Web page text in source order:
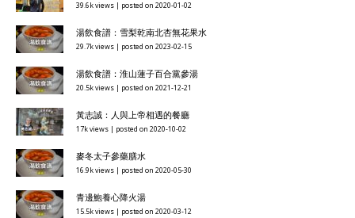
39.6k views | posted on 2020-01-02
湯飲食譜：雪梨乾南北杏無花果水
29.7k views | posted on 2023-02-15
湯飲食譜：淮山蓮子百合黨參湯
20.5k views | posted on 2021-12-21
黃志誠：人與上帝相遇的餐廳
17k views | posted on 2020-10-02
麥冬太子參藥膳水
16.9k views | posted on 2020-05-30
青邊鮑養心降火湯
15.5k views | posted on 2020-03-12